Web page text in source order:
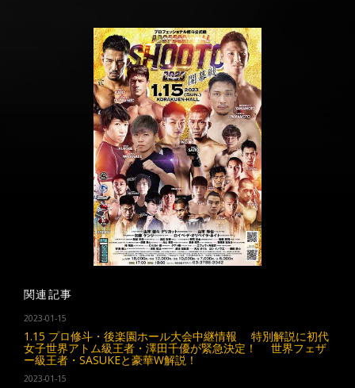
関連記事
2023-01-15
1.15 プロ修斗・後楽園ホール大会中継情報 特別解説に初代
女子世界アトム級王者・澤田千優が緊急決定！ 世界フェザ
ー級王者・SASUKEと豪華W解説！
2023-01-15